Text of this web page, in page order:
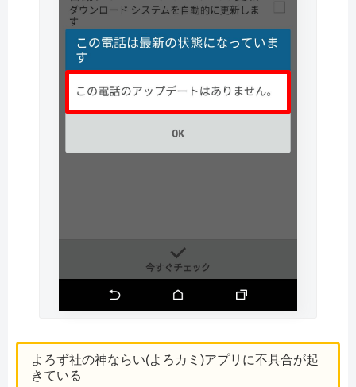
よろず社の神ならい(よろカミ)アプリに不具合が起
きている